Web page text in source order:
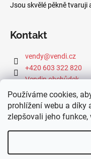
Používáme cookies,
prohlížení webu a díky
zlepšovali jeho
Jsou skvělé pěkně tvaruji
Kontakt
vendy@vendi.cz
+420 603 322 820
Vendin obchůdek